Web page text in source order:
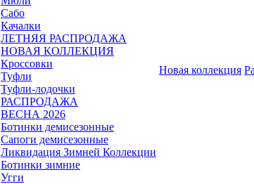
Сабо
Качалки
ЛЕТНЯЯ РАСПРОДАЖА
НОВАЯ КОЛЛЕКЦИЯ
Кроссовки
Туфли
Туфли-лодочки
РАСПРОДАЖА
ВЕСНА 2026
Ботинки демисезонные
Сапоги демисезонные
Ликвидация Зимней Коллекции
Ботинки зимние
Угги
Новая коллекция